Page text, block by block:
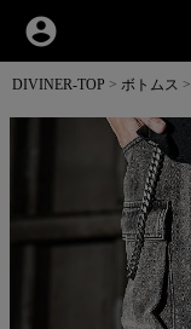
account_circle
DIVINER-TOP ボトムス